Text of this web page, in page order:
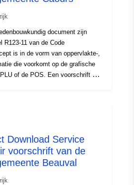
document zijn
R123-11 van de Code
is in de vorm van oppervlakte-,
die voorkomt op de grafische
of de POS. Een voorschrift dat
Download Service
voorschrift van de
Beauval